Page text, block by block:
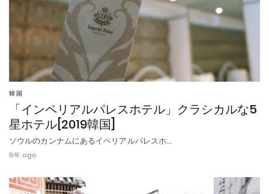
韓国
「インペリアルパレスホテル」クラシカルな5
星ホテル[2019韓国]
ソウルのカンナムにあるイペリアルパレスホ…
6年 ago